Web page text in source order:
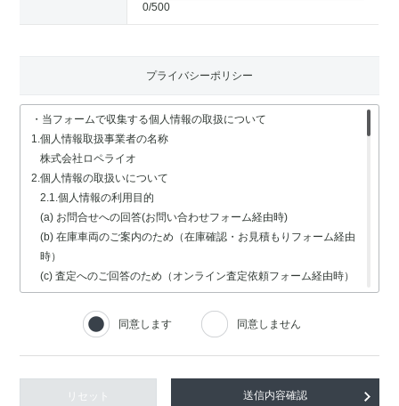
0/500
プライバシーポリシー
・当フォームで収集する個人情報の取扱について
1.個人情報取扱事業者の名称
株式会社ロペライオ
2.個人情報の取扱いについて
2.1.個人情報の利用目的
(a) お問合せへの回答(お問い合わせフォーム経由時)
(b) 在庫車両のご案内のため（在庫確認・お見積もりフォーム経由
時）
(c) 査定へのご回答のため（オンライン査定依頼フォーム経由時）
(d) 車検・修理関連の回答のため（車検・修理の受付フォーム経由
(e) 採用選考業務（採用情報フォーム経由時）
2.2.個人情報の取扱いの委託
情報の安全管理が図られるよう、充分な保護水準を備えている委託
同意します 同意しません
リセット